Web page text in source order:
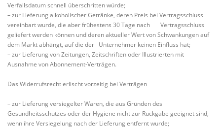
Verfallsdatum schnell überschritten würde;
– zur Lieferung alkoholischer Getränke, deren Preis bei Vertragsschluss
vereinbart wurde, die aber frühestens 30 Tage nach Vertragsschluss
geliefert werden können und deren aktueller Wert von Schwankungen auf
dem Markt abhängt, auf die der Unternehmer keinen Einfluss hat;
– zur Lieferung von Zeitungen, Zeitschriften oder Illustrierten mit
Ausnahme von Abonnement-Verträgen.
Das Widerrufsrecht erlischt vorzeitig bei Verträgen
– zur Lieferung versiegelter Waren, die aus Gründen des
Gesundheitsschutzes oder der Hygiene nicht zur Rückgabe geeignet sind,
wenn ihre Versiegelung nach der Lieferung entfernt wurde;